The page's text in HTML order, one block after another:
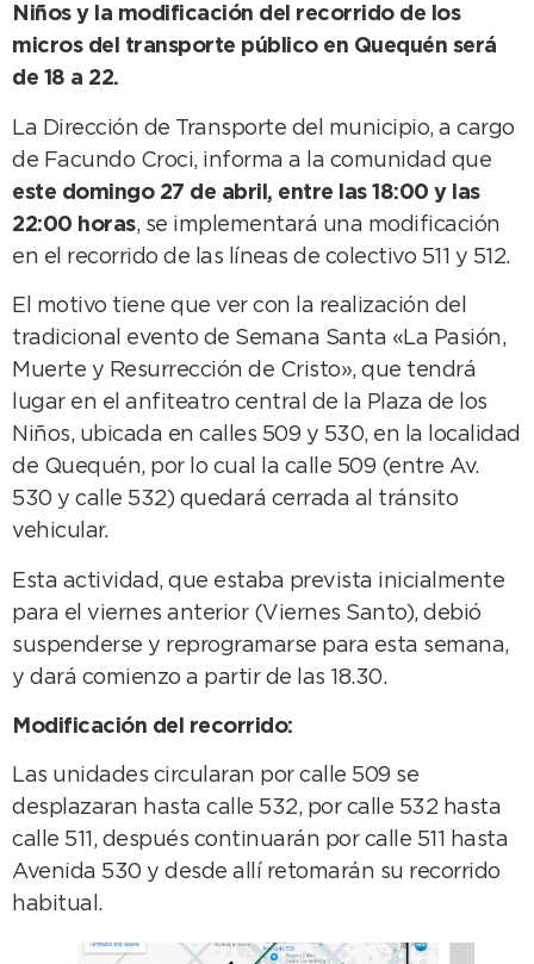
Niños y la modificación del recorrido de los
micros del transporte público en Quequén será
de 18 a 22.
La Dirección de Transporte del municipio, a cargo
de Facundo Croci, informa a la comunidad que
este domingo 27 de abril, entre las 18:00 y las
22:00 horas, se implementará una modificación
en el recorrido de las líneas de colectivo 511 y 512.
El motivo tiene que ver con la realización del
tradicional evento de Semana Santa «La Pasión,
Muerte y Resurrección de Cristo», que tendrá
lugar en el anfiteatro central de la Plaza de los
Niños, ubicada en calles 509 y 530, en la localidad
de Quequén, por lo cual la calle 509 (entre Av.
530 y calle 532) quedará cerrada al tránsito
vehicular.
Esta actividad, que estaba prevista inicialmente
para el viernes anterior (Viernes Santo), debió
suspenderse y reprogramarse para esta semana,
y dará comienzo a partir de las 18.30.
Modificación del recorrido:
Las unidades circularan por calle 509 se
desplazaran hasta calle 532, por calle 532 hasta
calle 511, después continuarán por calle 511 hasta
Avenida 530 y desde allí retomarán su recorrido
habitual.